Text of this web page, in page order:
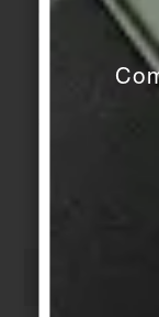
cristallines.
glaçures et
industrielle
intensité de
structures